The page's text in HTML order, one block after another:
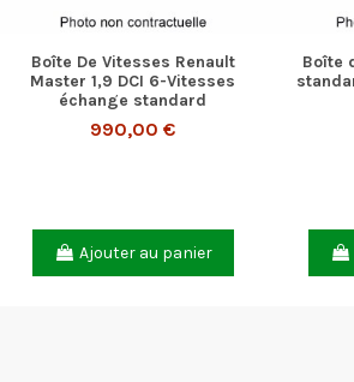
Boîte De Vitesses Renault
Master 1,9 DCI 6-Vitesses
échange standard
990,00 €
Ajouter au panier
Boîte